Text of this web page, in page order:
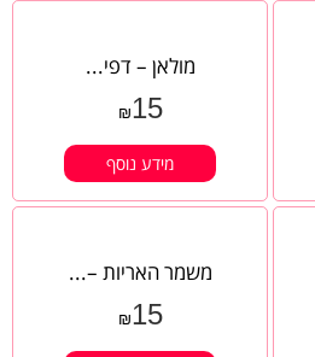
מולאן – דפי...
₪15
מידע נוסף
משמר האריות –...
₪15